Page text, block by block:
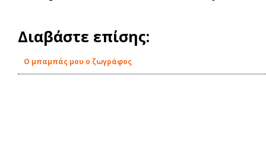
Διαβάστε επίσης:
Ο μπαμπάς μου ο ζωγράφος